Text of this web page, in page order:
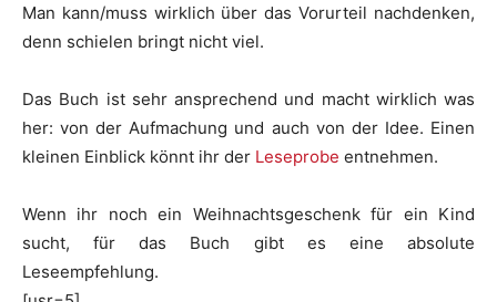
Man kann/muss wirklich über das Vorurteil nachdenken,
denn schielen bringt nicht viel.
Das Buch ist sehr ansprechend und macht wirklich was
her: von der Aufmachung und auch von der Idee. Einen
kleinen Einblick könnt ihr der Leseprobe entnehmen.
Wenn ihr noch ein Weihnachtsgeschenk für ein Kind
sucht, für das Buch gibt es eine absolute
Leseempfehlung.